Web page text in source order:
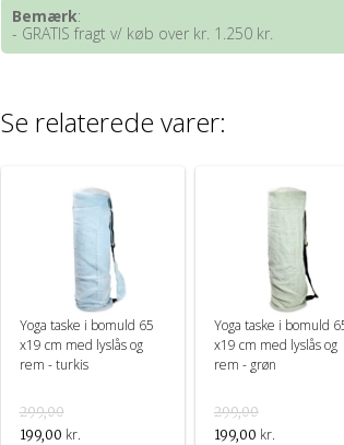
Bemærk:
- GRATIS fragt v/ køb over kr. 1.250 kr.
Se relaterede varer:
Yoga taske i bomuld 65
x19 cm med lyslås og
rem - turkis
299,00
199,00 kr.
Yoga taske i bomuld
x19 cm med lyslås og
rem - grøn
299,00
199,00 kr.